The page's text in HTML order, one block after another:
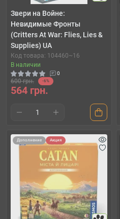
Звери на Войне:
Невидимые Фронты
(Critters At War: Flies, Lies &
Supplies) UA
Код товара: 104460~16
В наличии
0
600 грн. -6%
564 грн.
Дополнение Акция